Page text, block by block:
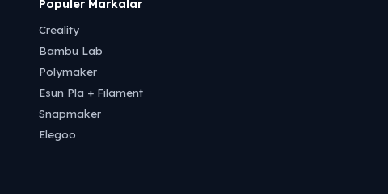
Popüler Markalar
Creality
Bambu Lab
Polymaker
Esun Pla + Filament
Snapmaker
Elegoo